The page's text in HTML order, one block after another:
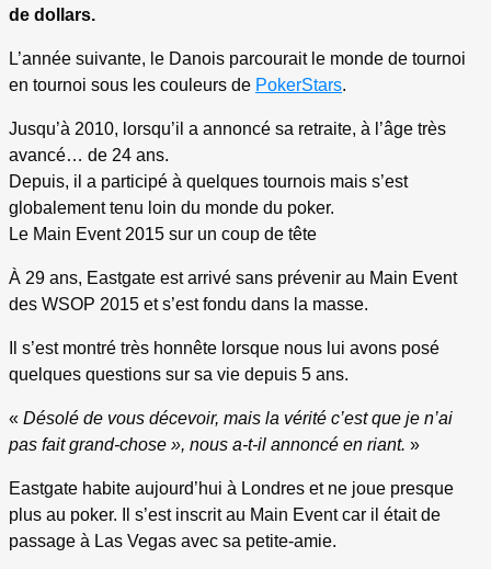
de dollars.
L’année suivante, le Danois parcourait le monde de tournoi
en tournoi sous les couleurs de PokerStars.
Jusqu’à 2010, lorsqu’il a annoncé sa retraite, à l’âge très
avancé… de 24 ans.
Depuis, il a participé à quelques tournois mais s’est
globalement tenu loin du monde du poker.
Le Main Event 2015 sur un coup de tête
À 29 ans, Eastgate est arrivé sans prévenir au Main Event
des WSOP 2015 et s’est fondu dans la masse.
Il s’est montré très honnête lorsque nous lui avons posé
quelques questions sur sa vie depuis 5 ans.
« Désolé de vous décevoir, mais la vérité c’est que je n’ai
pas fait grand-chose », nous a-t-il annoncé en riant. »
Eastgate habite aujourd’hui à Londres et ne joue presque
plus au poker. Il s’est inscrit au Main Event car il était de
passage à Las Vegas avec sa petite-amie.